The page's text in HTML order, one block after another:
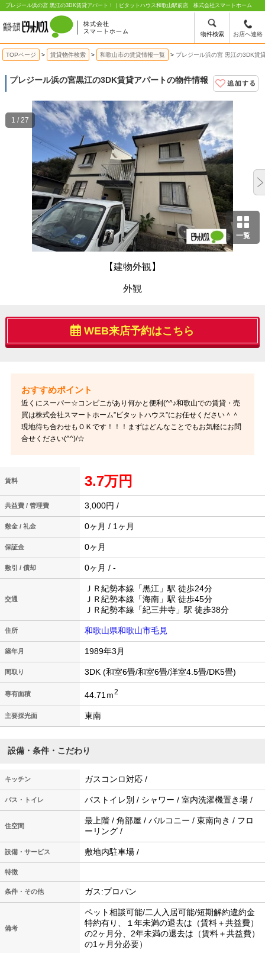
物件検索 お店へ連絡
プレジール浜の宮 黒江の3DK賃貸アパート！｜ピタットハウス和歌山駅前店 株式会社スマートホーム
TOPページ 賃貸物件検索 和歌山市の賃貸情報一覧 プレジール浜の宮 黒江の3DK賃
プレジール浜の宮黒江の3DK賃貸アパートの物件情報
一覧
【建物外観】
外観
1 / 27
WEB来店予約はこちら
近くにスーパー☆コンビニがあり何かと便利(^^♪和歌山での賃貸・売
買は株式会社スマートホーム”ピタットハウス”にお任せください＾＾
現地待ち合わせもＯＫです！！！まずはどんなことでもお気軽にお問
合せください(^^)/☆
賃料 3.7万円
共益費 / 管理費 3,000円 /
敷金 / 礼金 0ヶ月 / 1ヶ月
保証金 0ヶ月
敷引 / 償却 0ヶ月 / -
交通
ＪＲ紀勢本線「黒江」駅 徒歩24分
ＪＲ紀勢本線「海南」駅 徒歩45分
ＪＲ紀勢本線「紀三井寺」駅 徒歩38分
住所 和歌山県和歌山市毛見
築年月 1989年3月
間取り 3DK (和室6畳/和室6畳/洋室4.5畳/DK5畳)
専有面積 44.71ｍ2
主要採光面 東南
設備・条件・こだわり
キッチン ガスコンロ対応 /
バス・トイレ バストイレ別 / シャワー / 室内洗濯機置き場 /
住空間
最上階 / 角部屋 / バルコニー / 東南向き / フロ
ーリング /
設備・サービス 敷地内駐車場 /
特徴
条件・その他 ガス:プロパン
備考
ペット相談可能/二人入居可能/短期解約違約金
特約有り、１年未満の退去は（賃料＋共益費）
の2ヶ月分、2年未満の退去は（賃料＋共益費）
の1ヶ月分必要）